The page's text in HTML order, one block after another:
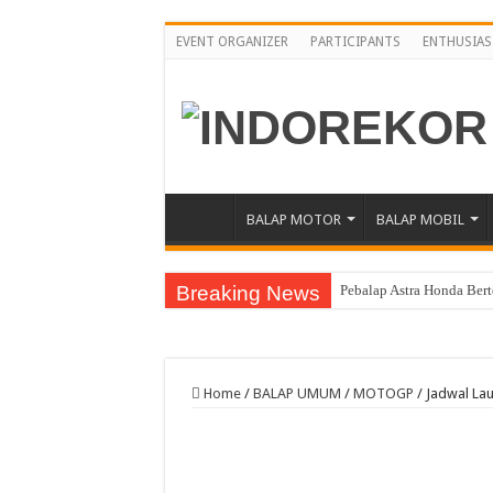
EVENT ORGANIZER PARTICIPANTS
BALAP MOTOR BALAP MOBIL
Breaking News Pebalap Astra Honda
Moto3 Inggris Perdana
Home / BALAP UMUM / MOTOGP / Jadwal